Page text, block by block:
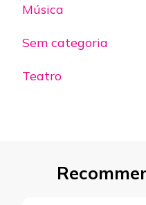
Música
Sem categoria
Teatro